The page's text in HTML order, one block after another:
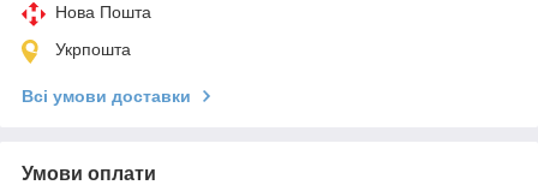
Нова Пошта
Укрпошта
Всі умови доставки
Умови оплати